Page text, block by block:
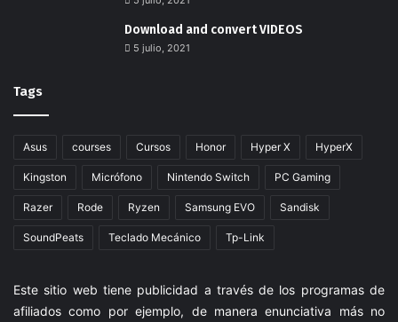
Download and convert VIDEOS
5 julio, 2021
Tags
Asus courses Cursos Honor Hyper X HyperX
Kingston Micrófono Nintendo Switch PC Gaming
Razer Rode Ryzen Samsung EVO Sandisk
SoundPeats Teclado Mecánico Tp-Link
Este sitio web tiene publicidad a través de los programas de
afiliados como por ejemplo, de manera enunciativa más no